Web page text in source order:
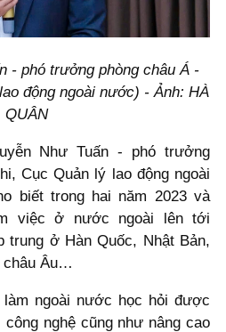
- phó trưởng phòng châu Á -
động ngoài nước) - Ảnh: HÀ
QUÂN
Như Tuấn - phó trưởng
Cục Quản lý lao động ngoài
biết trong hai năm 2023 và
việc ở nước ngoài lên tới
trung ở Hàn Quốc, Nhật Bản,
châu Âu…
ngoài nước học hỏi được
nghệ cũng như nâng cao